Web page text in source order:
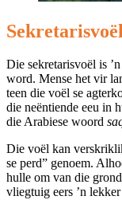
Sekretarisvoël
Die sekretarisvoël is
word. Mense het vir
teen die voël se
die neëntiende eeu in
die Arabiese woord
Die voël kan
se perd” genoem.
hulle om van die
vliegtuig eers ’n